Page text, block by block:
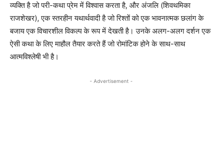
व्यक्ति है जो परी-कथा प्रेम में विश्वास करता है, और अंजलि (शिवथमिका
राजशेखर), एक स्तरहीन यथार्थवादी है जो रिश्तों को एक भावनात्मक छलांग के
बजाय एक विचारशील विकल्प के रूप में देखती है। उनके अलग-अलग दर्शन एक
ऐसी कथा के लिए माहौल तैयार करते हैं जो रोमांटिक होने के साथ-साथ
आत्मविश्लेषी भी है।
- Advertisement -